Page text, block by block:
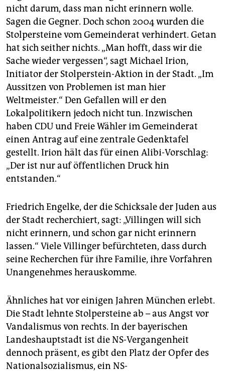
nicht darum, dass man nicht erinnern wolle.
Sagen die Gegner. Doch schon 2004 wurden die
Stolpersteine vom Gemeinderat verhindert. Getan
hat sich seither nichts. „Man hofft, dass wir die
Sache wieder vergessen“, sagt Michael Irion,
Initiator der Stolperstein-Aktion in der Stadt. „Im
Aussitzen von Problemen ist man hier
Weltmeister.“ Den Gefallen will er den
Lokalpolitikern jedoch nicht tun. Inzwischen
haben CDU und Freie Wähler im Gemeinderat
einen Antrag auf eine zentrale Gedenktafel
gestellt. Irion hält das für einen Alibi-Vorschlag:
„Der ist nur auf öffentlichen Druck hin
entstanden.“
Friedrich Engelke, der die Schicksale der Juden aus
der Stadt recherchiert, sagt: „Villingen will sich
nicht erinnern, und schon gar nicht erinnern
lassen.“ Viele Villinger befürchteten, dass durch
seine Recherchen für ihre Familie, ihre Vorfahren
Unangenehmes herauskomme.
Ähnliches hat vor einigen Jahren München erlebt.
Die Stadt lehnte Stolpersteine ab – aus Angst vor
Vandalismus von rechts. In der bayerischen
Landeshauptstadt ist die NS-Vergangenheit
dennoch präsent, es gibt den Platz der Opfer des
Nationalsozialismus, ein NS-